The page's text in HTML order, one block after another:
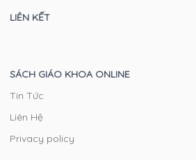
LIÊN KẾT
SÁCH GIÁO KHOA ONLINE
Tin Tức
Liên Hệ
Privacy policy